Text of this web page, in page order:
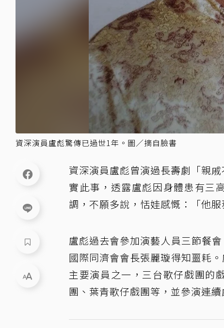
資深演員盧彪驚傳已過世1年。圖／摘自臉書
資深演員盧彪曾演過長壽劇「親
實此事，透露盧彪因身體患有三
調，不願多說，恬娃感慨：「他
盧彪過去會參加演藝人員三節餐
國際同濟會會長張麗璇得知噩耗
主要演員之一，三台歌仔戲團的
團、葉青歌仔戲團等，並參演連